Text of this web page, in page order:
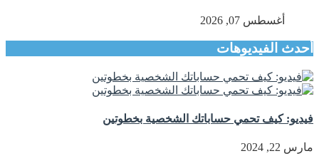
أغسطس 07, 2026
أحدث الفيديوهات
فيديو: كيف تحمي حساباتك الشخصية بخطوتين
مارس 22, 2024